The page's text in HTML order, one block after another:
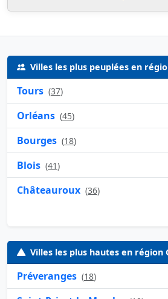
Villes les plus peuplées en
Tours (37)
Orléans (45)
Bourges (18)
Blois (41)
Châteauroux (36)
Villes les plus hautes en région
Préveranges (18)